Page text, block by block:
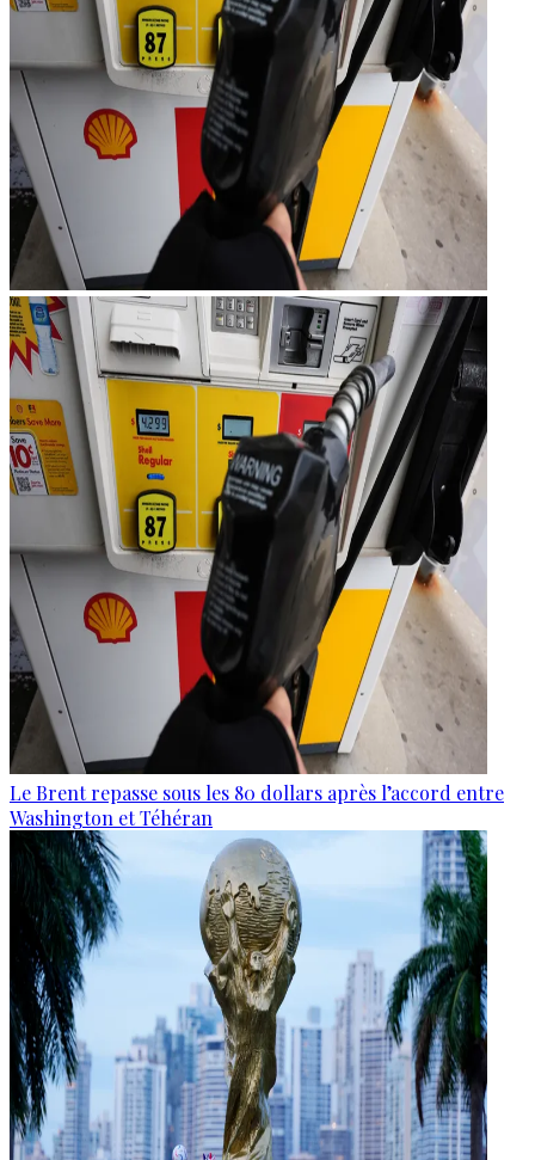
Le Brent repasse sous les 80 dollars après l’accord entre
Washington et Téhéran